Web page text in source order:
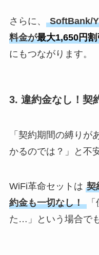
さらに、
SoftBank/
料金が最大1,650円割
にもつながります。
3. 違約金なし！契
「契約期間の縛りが
かるのでは？」と不
WiFi革命セットは 契
約金も一切なし！ 「
た…」という場合で